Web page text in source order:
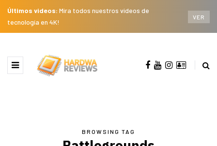
Últimos videos: Mira todos nuestros videos de
tecnología en 4K!
VER
BROWSING TAG